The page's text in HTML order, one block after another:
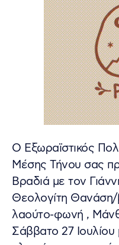
Ο Εξωραϊστικός
Μέσης Τήνου σας
Βραδιά με τον
Θεολογίτη Θανάση/
λαούτο-φωνή ,
Σάββατο 27 Ιουλίου